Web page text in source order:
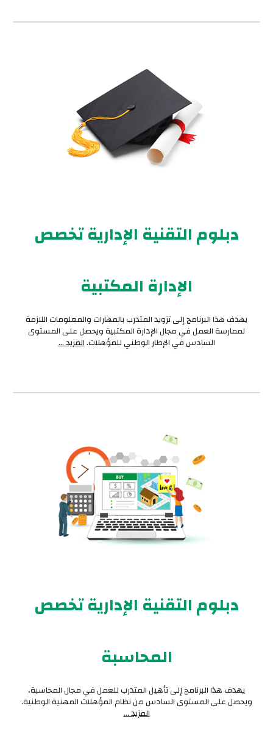
دبلوم التقنية الإدارية تخصص
الإدارة المكتبية
يهدف هذا البرنامج إلى تزويد المتدرب بالمهارات والمعلومات اللازمة
لممارسة العمل في مجال الإدارة المكتبية ويحصل على المستوى
السادس في الإطار الوطني للمؤهلات.المزيد ...
دبلوم التقنية الإدارية تخصص
المحاسبة
يهدف هذا البرنامج إلى تأهيل المتدرب للعمل في مجال المحاسبة،
ويحصل على المستوى السادس من نظام المؤهلات المهنية الوطنية.
المزيد ...